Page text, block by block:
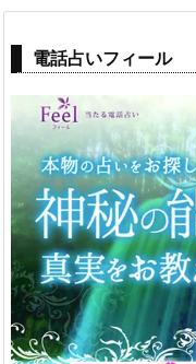
電話占いフィール